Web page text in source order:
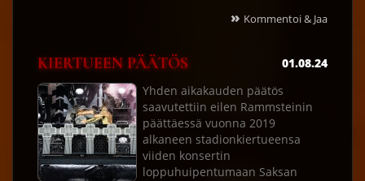
» Kommentoi & Jaa
KIERTUEEN PÄÄTÖS
01.08.24
Yhden aikakauden päätös
saavutettiin eilen Rammsteinin
päättäessä vuonna 2019
alkaneen stadionkiertueensa
viiden konsertin
loppuhuipentumaan Saksan